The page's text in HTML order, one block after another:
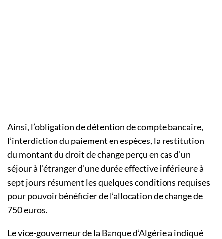
Ainsi, l’obligation de détention de compte bancaire,
l’interdiction du paiement en espèces, la restitution
du montant du droit de change perçu en cas d’un
séjour à l’étranger d’une durée effective inférieure à
sept jours résument les quelques conditions requises
pour pouvoir bénéficier de l’allocation de change de
750 euros.
Le vice-gouverneur de la Banque d’Algérie a indiqué